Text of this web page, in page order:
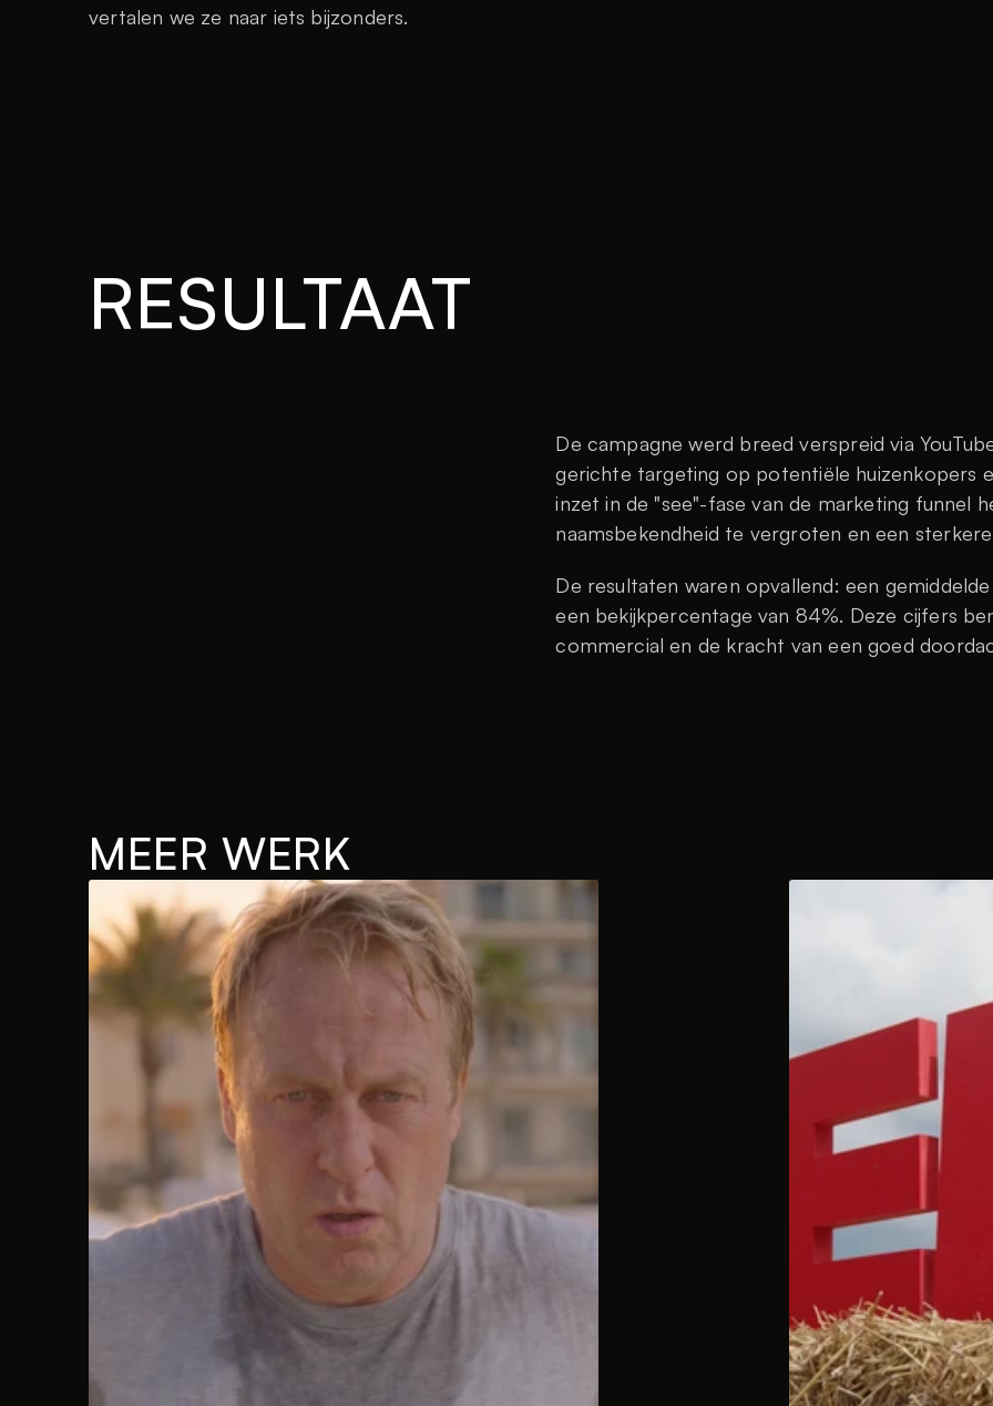
vertalen we ze naar iets bijzonders.
RESULTAAT
De campagne werd breed verspreid via
gerichte targeting op potentiële huizenkopers
inzet in de "see"-fase van de marketing funnel
naamsbekendheid te vergroten en een
De resultaten waren opvallend: een
een bekijkpercentage van 84%. Deze cijfers
commercial en de kracht van een goed
MEER WERK